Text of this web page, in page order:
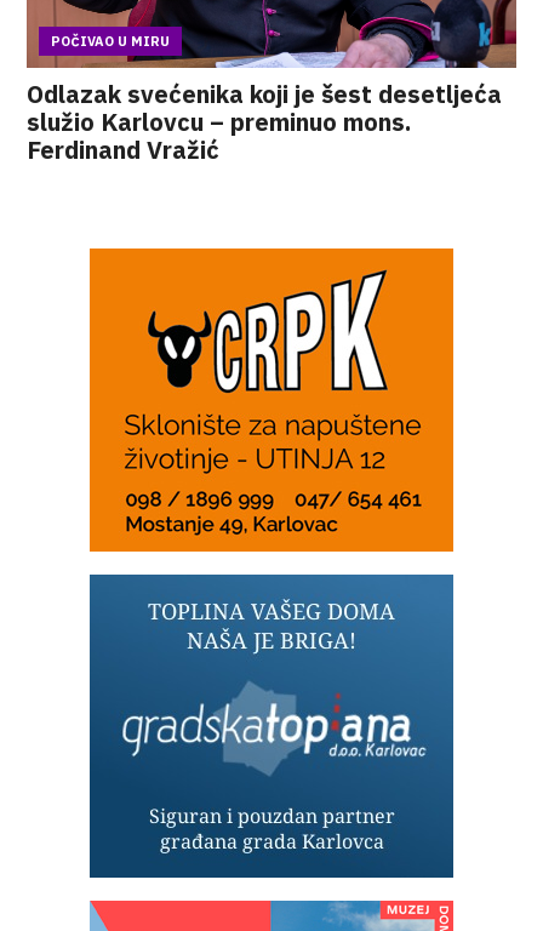
POČIVAO U MIRU
Odlazak svećenika koji je šest desetljeća
služio Karlovcu – preminuo mons.
Ferdinand Vražić